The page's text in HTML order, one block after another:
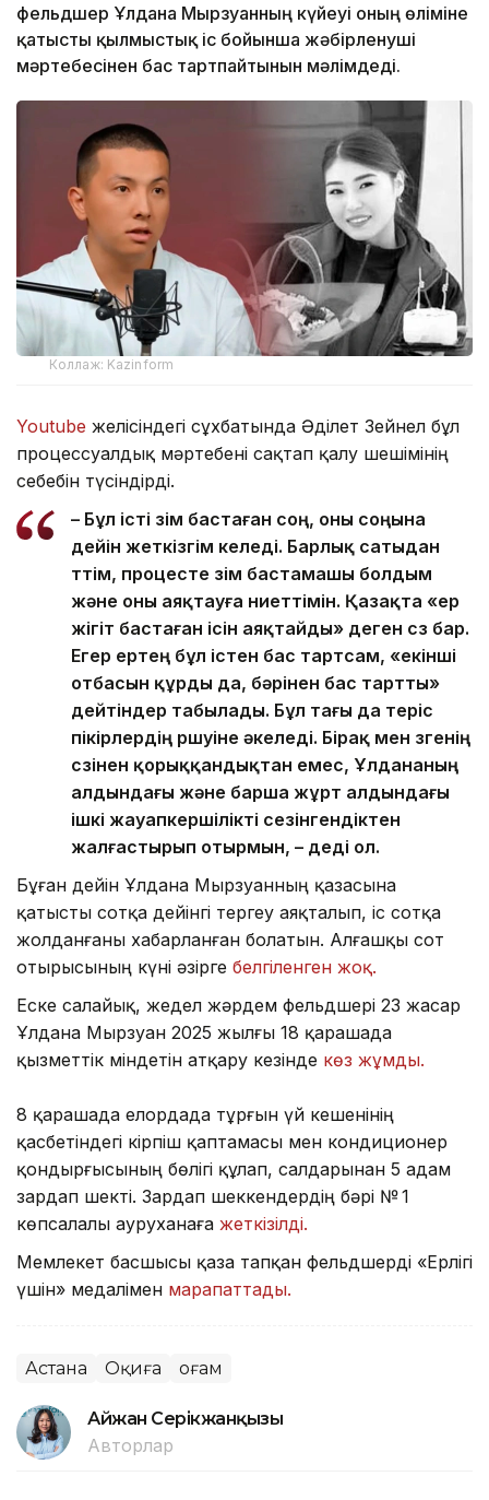
фельдшер Ұлдана Мырзуанның күйеуі оның өліміне
қатысты қылмыстық іс бойынша жәбірленуші
мәртебесінен бас тартпайтынын мәлімдеді.
Коллаж: Kazinform
Youtube желісіндегі сұхбатында Әділет Зейнел бұл
процессуалдық мәртебені сақтап қалу шешімінің
себебін түсіндірді.
– Бұл істі өзім бастаған соң, оны соңына
дейін жеткізгім келеді. Барлық сатыдан
өттім, процесте өзім бастамашы болдым
және оны аяқтауға ниеттімін. Қазақта «ер
жігіт бастаған ісін аяқтайды» деген сөз бар.
Егер ертең бұл істен бас тартсам, «екінші
отбасын құрды да, бәрінен бас тартты»
дейтіндер табылады. Бұл тағы да теріс
пікірлердің өршуіне әкеледі. Бірақ мен өзгенің
сөзінен қорыққандықтан емес, Ұлдананың
алдындағы және барша жұрт алдындағы
ішкі жауапкершілікті сезінгендіктен
жалғастырып отырмын, – деді ол.
Бұған дейін Ұлдана Мырзуанның қазасына
қатысты сотқа дейінгі тергеу аяқталып, іс сотқа
жолданғаны хабарланған болатын. Алғашқы сот
отырысының күні әзірге белгіленген жоқ.
Еске салайық, жедел жәрдем фельдшері 23 жасар
Ұлдана Мырзуан 2025 жылғы 18 қарашада
қызметтік міндетін атқару кезінде көз жұмды.
8 қарашада елордада тұрғын үй кешенінің
қасбетіндегі кірпіш қаптамасы мен кондиционер
қондырғысының бөлігі құлап, салдарынан 5 адам
зардап шекті. Зардап шеккендердің бәрі № 1
көпсалалы ауруханаға жеткізілді.
Мемлекет басшысы қаза тапқан фельдшерді «Ерлігі
үшін» медалімен марапаттады.
Астана Оқиға Қоғам
Айжан Серікжанқызы
Авторлар